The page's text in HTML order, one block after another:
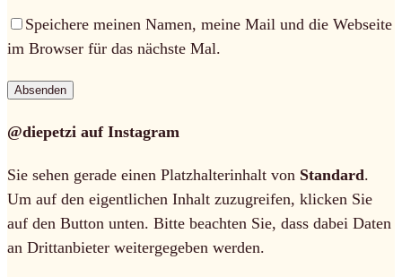
Speichere meinen Namen, meine Mail und die Webseite
im Browser für das nächste Mal.
@diepetzi auf Instagram
Sie sehen gerade einen Platzhalterinhalt von Standard.
Um auf den eigentlichen Inhalt zuzugreifen, klicken Sie
auf den Button unten. Bitte beachten Sie, dass dabei Daten
an Drittanbieter weitergegeben werden.